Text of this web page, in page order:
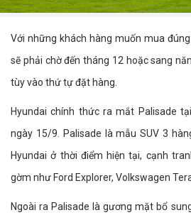
Với những khách hàng muốn mua
sẽ phải chờ đến tháng 12 hoặc sang
tùy vào thứ tự đặt hàng.
Hyundai chính thức ra mắt Palisade
ngày 15/9. Palisade là mẫu SUV 3
Hyundai ở thời điểm hiện tại, cạnh
gờm như Ford Explorer, Volkswagen
Ngoài ra Palisade là gương mặt bổ